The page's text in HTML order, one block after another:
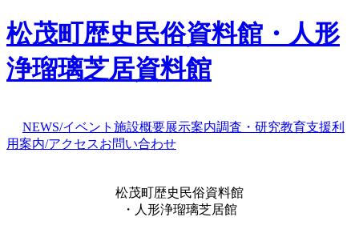
松茂町歴史民俗資料館・人形
浄瑠璃芝居資料館
NEWS/イベント 施設概要展示案内調査・研究教育支援利
用案内/アクセスお問い合わせ
松茂町歴史民俗資料館
・人形浄瑠璃芝居館